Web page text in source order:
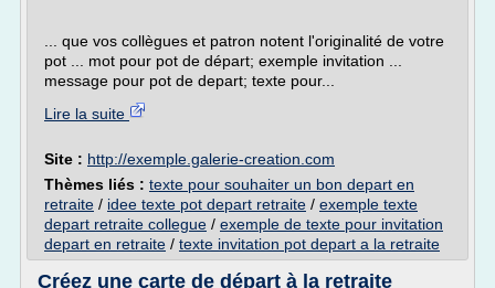
... que vos collègues et patron notent l'originalité de votre
pot ... mot pour pot de départ; exemple invitation ...
message pour pot de depart; texte pour...
Lire la suite
Site : http://exemple.galerie-creation.com
Thèmes liés : texte pour souhaiter un bon depart en
retraite / idee texte pot depart retraite / exemple texte
depart retraite collegue / exemple de texte pour invitation
depart en retraite / texte invitation pot depart a la retraite
Créez une carte de départ à la retraite